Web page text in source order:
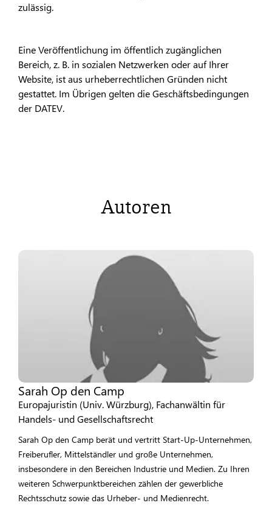
zulässig.
Eine Veröffentlichung im öffentlich zugänglichen
Bereich, z. B. in sozialen Netzwerken oder auf Ihrer
Website, ist aus urheberrechtlichen Gründen nicht
gestattet. Im Übrigen gelten die Geschäftsbedingungen
der DATEV.
Autoren
Sarah Op den Camp
Europajuristin (Univ. Würzburg), Fachanwältin für
Handels- und Gesellschaftsrecht
Sarah Op den Camp berät und vertritt Start-Up-Unternehmen,
Freiberufler, Mittelständler und große Unternehmen,
insbesondere in den Bereichen Industrie und Medien. Zu Ihren
weiteren Schwerpunktbereichen zählen der gewerbliche
Rechtsschutz sowie das Urheber- und Medienrecht.